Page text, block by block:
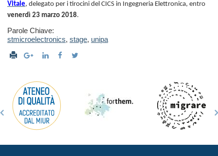
Vitale, delegato per i tirocini del CICS in Ingegneria Elettronica, entro
venerdì 23 marzo 2018.
Parole Chiave:
stmicroelectronics, stage, unipa